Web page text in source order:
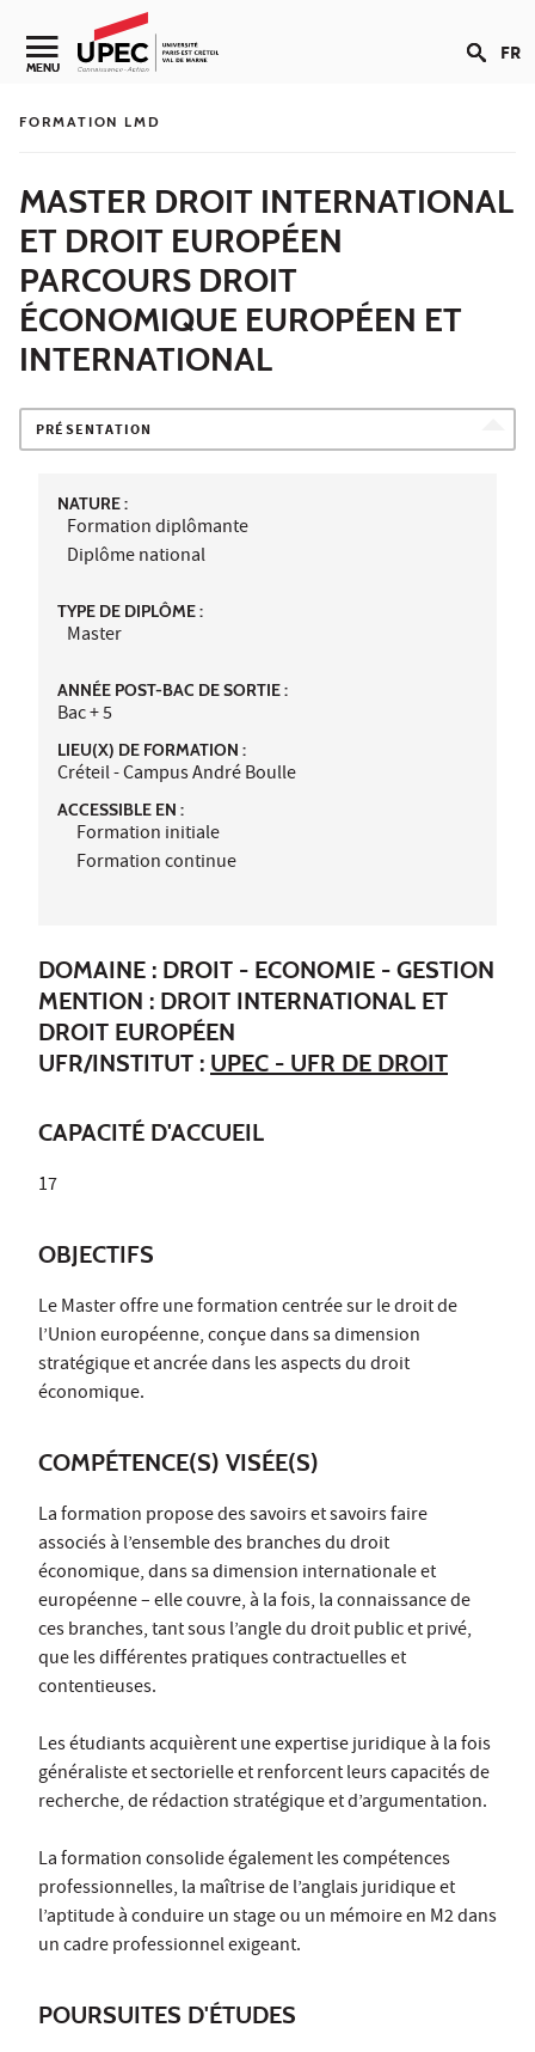
Aller au contenu
Navigation secondaire
MENU FR
FORMATION LMD
MASTER DROIT INTERNATIONAL
ET DROIT EUROPÉEN
PARCOURS DROIT
ÉCONOMIQUE EUROPÉEN ET
INTERNATIONAL
PRÉSENTATION
NATURE :
Formation diplômante
Diplôme national
TYPE DE DIPLÔME :
Master
ANNÉE POST-BAC DE SORTIE :
Bac + 5
LIEU(X) DE FORMATION :
Créteil - Campus André Boulle
ACCESSIBLE EN :
Formation initiale
Formation continue
DOMAINE : DROIT - ECONOMIE - GESTION
MENTION : DROIT INTERNATIONAL ET
DROIT EUROPÉEN
UFR/INSTITUT : UPEC - UFR DE DROIT
CAPACITÉ D'ACCUEIL
17
OBJECTIFS
Le Master offre une formation centrée sur le droit de
l’Union européenne, conçue dans sa dimension
stratégique et ancrée dans les aspects du droit
économique.
COMPÉTENCE(S) VISÉE(S)
La formation propose des savoirs et savoirs faire
associés à l’ensemble des branches du droit
économique, dans sa dimension internationale et
européenne – elle couvre, à la fois, la connaissance de
ces branches, tant sous l’angle du droit public et privé,
que les différentes pratiques contractuelles et
contentieuses.
Les étudiants acquièrent une expertise juridique à la fois
généraliste et sectorielle et renforcent leurs capacités de
recherche, de rédaction stratégique et d’argumentation.
La formation consolide également les compétences
professionnelles, la maîtrise de l’anglais juridique et
l’aptitude à conduire un stage ou un mémoire en M2 dans
un cadre professionnel exigeant.
POURSUITES D'ÉTUDES